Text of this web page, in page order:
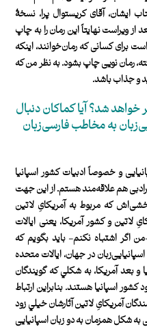
ايشان، آقای كريستوال پرا، نسخۀ
ويراست نهايتاً این رمان را به چاپ
برای كسانی كه رمان‌خوانند، اينكه
رمان نويی چاپ بشود. به نظر من كه
و جذاب باشد.
خواهد شد؟ آيا كماكان دنبال
به مخاطب فارسی‌زبان
و خصوصاً ادبيات كشور اسپانيا
هم علاقه‌مند هستم. از اين جهت
كه مربوط به آمريكایِ لاتين
و كشور آمريكا، يعنی ايالات
اگر اشتباه نكنم- بايد بگويم كه
در جهان، ايالات‌ متحده
بعد آمريكا، به شكلي كه گويندگان
كشور اسپانيا هستند. بنابراين ارتباط
آمريكایِ لاتين آثارشان خيلي زود
شكل همزمان به دو زبان اسپانيايی